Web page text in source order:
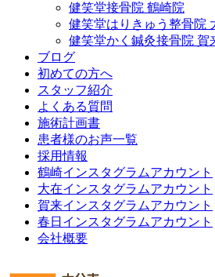
健笑堂接骨院 鶴崎院
健笑堂はりきゅう整骨院
健笑堂かく鍼灸接骨院 賀
ブログ
初めての方へ
スタッフ紹介
よくある質問
施術計画書
患者様のお声一覧
採用情報
鶴崎インスタグラムアカウント
大在インスタグラムアカウント
賀来インスタグラムアカウント
春日インスタグラムアカウント
会社概要